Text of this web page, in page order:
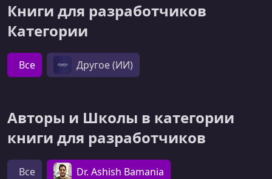
Книги для разработчиков
Категории
Все Другое (ИИ)
Авторы и Школы в категории
книги для разработчиков
Все Dr. Ashish Bamania